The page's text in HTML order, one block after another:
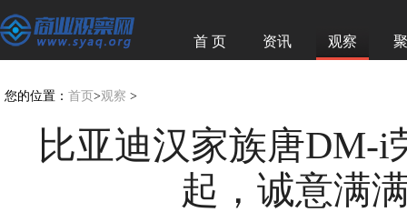
首 页 资讯 观察
您的位置： 首页 >观察 >
比亚迪汉家族唐DM-i
起，诚意满